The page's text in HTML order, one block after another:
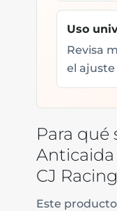
Uso
Revisa
el
Para qué
CJ
Este